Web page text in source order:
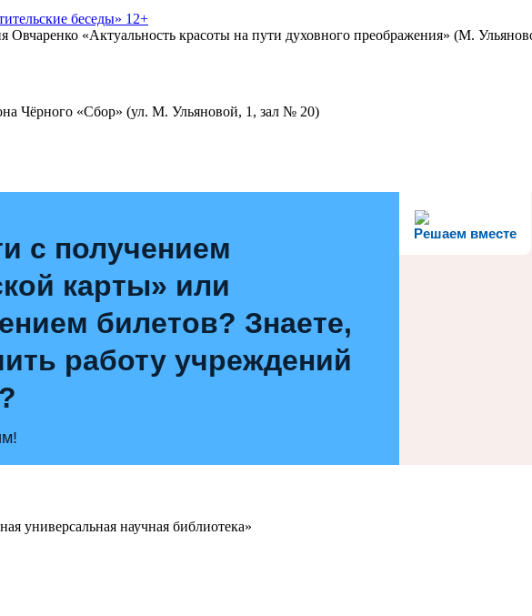
беседы» 12+
Овчаренко «Актуальность красоты на пути духовного преображения» (М.
Чёрного «Сбор» (ул. М. Ульяновой, 1, зал № 20)
Решаем вместе
с получением
карты» или
билетов? Знаете,
работу учреждений
универсальная научная библиотека»